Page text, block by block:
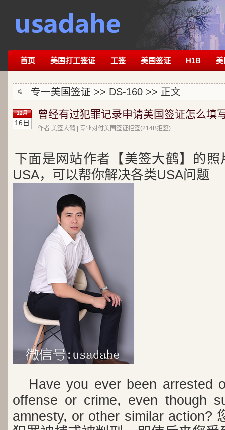
首页 美国打工签证 工签 美国签证 H1B 美
专一美国签证 >> DS-160 >> 正文
12月
16日
曾经有过犯罪记录申请美国签证怎么填
作者:美签大鹤 | 专业对付美国签证拒签(214B拒签)
下面是网站作者【美签大鹤】的
USA，可以帮你解决各类USA问题
Have you ever been arrested
offense or crime, even though
amnesty, or other similar action?